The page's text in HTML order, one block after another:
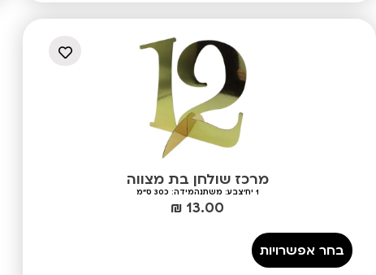
מרכז שולחן בת מצווה
1 יח' צבע: משתנהמידה: כ30 ס"מ
₪ 13.00
בחר אפשרויות